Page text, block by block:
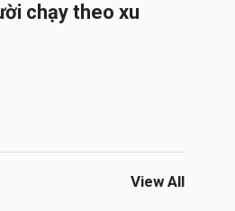
chạy theo xu
View All